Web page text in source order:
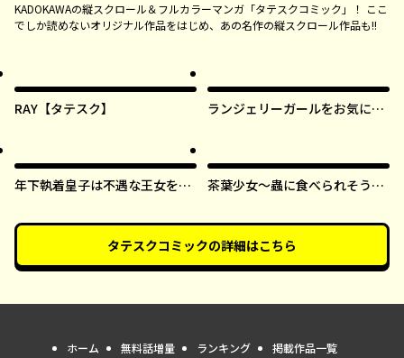
KADOKAWAの縦スクロール＆フルカラーマンガ「タテスクコミック」！ ここ
でしか読めないオリジナル作品をはじめ、あの名作の縦スクロール作品も!!
RAY【タテスク】
ランジェリーガールをお気に召
年下執着皇子は不遇な王女を愛
茶葉少女～蟲に食べられそうに
した！～【タテスク】
タテスクコミックの詳細はこちら
ホーム 無料話増量 ランキング 掲載作品一覧